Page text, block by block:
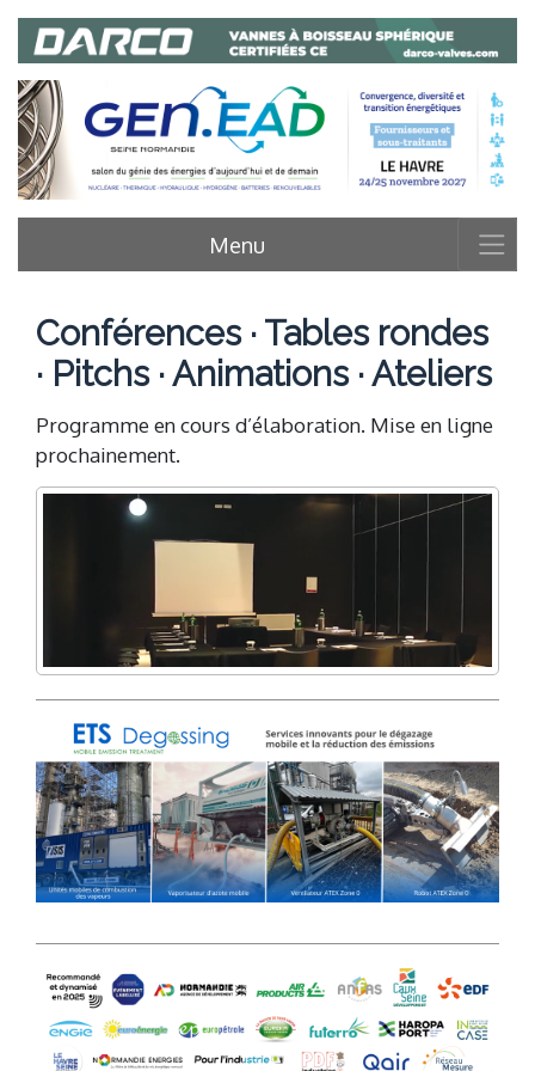
Menu
Conférences · Tables rondes
· Pitchs · Animations · Ateliers
Programme en cours d’élaboration. Mise en ligne
prochainement.